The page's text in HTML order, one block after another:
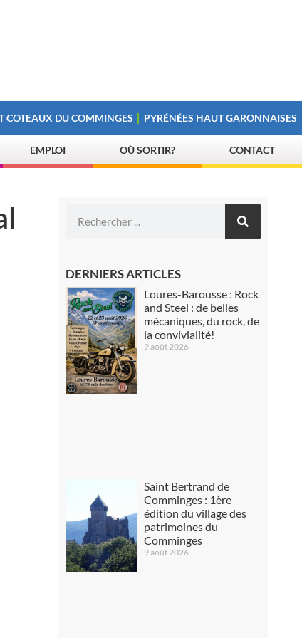
COTEAUX DU COMMINGES PYRÉNÉES HAUT GARONNAISES
EMPLOI OÙ SORTIR? CONTACT
DERNIERS ARTICLES
Loures-Barousse : Rock
and Steel : de belles
mécaniques, du rock, de
la convivialité!
9 août 2026
Saint Bertrand de
Comminges : 1ère
édition du village des
patrimoines du
Comminges
9 août 2026